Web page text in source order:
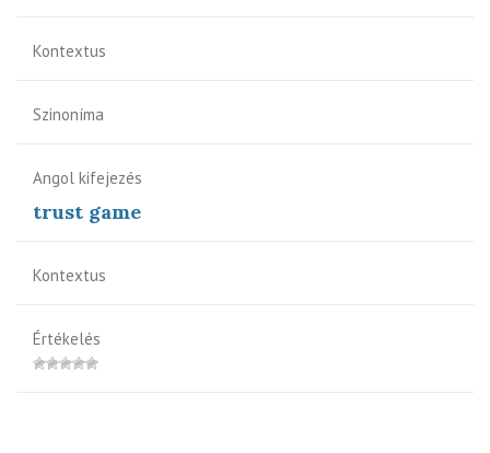
Kontextus
Szinoníma
Angol kifejezés
trust game
Kontextus
Értékelés